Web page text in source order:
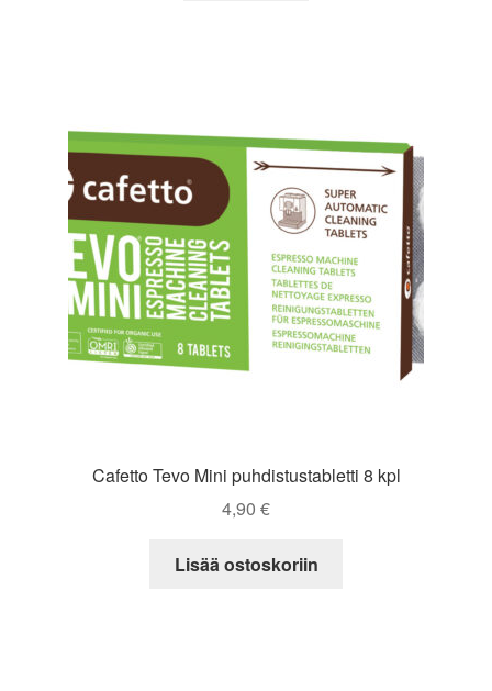
Cafetto Tevo Mini puhdistustabletti 8 kpl
4,90 €
Lisää ostoskoriin